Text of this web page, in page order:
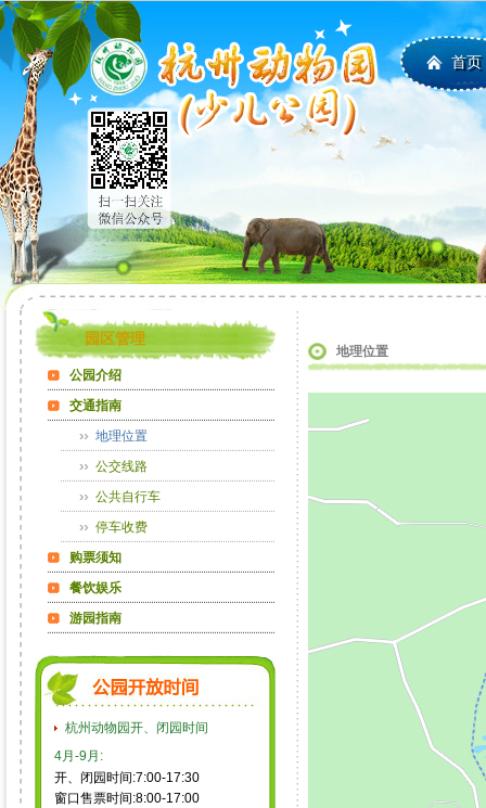
首页
园区管理
公园介绍
交通指南
地理位置
公交线路
公共自行车
停车收费
购票须知
餐饮娱乐
游园指南
杭州动物园开、闭园时间
4月-9月:
开、闭园时间:7:00-17:30
窗口售票时间:8:00-17:00
地理位置